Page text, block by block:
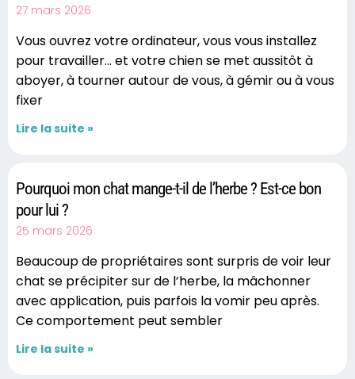
27 mars 2026
Vous ouvrez votre ordinateur, vous vous installez
pour travailler… et votre chien se met aussitôt à
aboyer, à tourner autour de vous, à gémir ou à vous
fixer
Lire la suite »
Pourquoi mon chat mange-t-il de l’herbe ? Est-ce bon
pour lui ?
25 mars 2026
Beaucoup de propriétaires sont surpris de voir leur
chat se précipiter sur de l’herbe, la mâchonner
avec application, puis parfois la vomir peu après.
Ce comportement peut sembler
Lire la suite »